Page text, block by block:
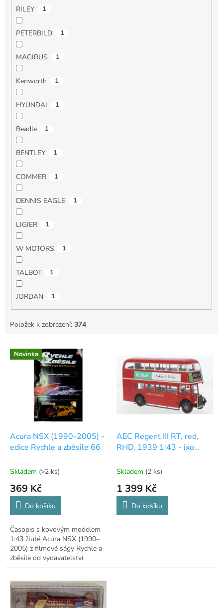
RILEY 1
PETERBILD 1
MAGIRUS 1
Kenworth 1
HYUNDAI 1
Beadle 1
BENTLEY 1
COMMER 1
DENNIS EAGLE 1
LIGIER 1
W MOTORS 1
TALBOT 1
JORDAN 1
Položek k zobrazení: 374
V
d
Novinka
Acura NSX (1990-2005) -
edice Rychle a zběsile 66
Skladem (>2 ks)
369 Kč
Do košíku
Časopis s kovovým modelem
1:43 žluté Acura NSX (1990–
2005) z filmové ságy Rychle a
zběsile od vydavatelství
DeAgostini.
AEC Regent III RT, red,
RHD, 1939 1:43 - ixo
Skladem (2 ks)
1 399 Kč
Do košíku